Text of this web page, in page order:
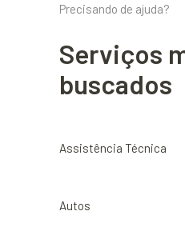
Precisando de ajuda?
Serviços
buscados
Assistência Técnica
Autos